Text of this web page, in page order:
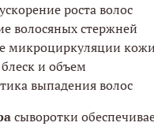
роста волос
волосяных стержней
микроциркуляции
и объем
выпадения волос
сыворотки